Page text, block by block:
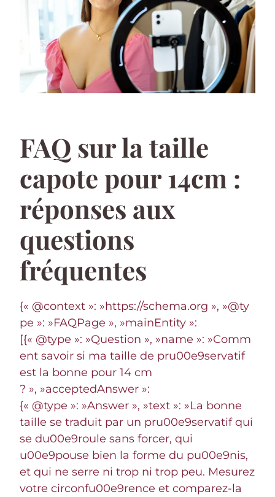
FAQ sur la taille
capote pour 14cm :
réponses aux
questions
fréquentes
{« @context »: »https://schema.org », »@ty
pe »: »FAQPage », »mainEntity »:
[{« @type »: »Question », »name »: »Comm
ent savoir si ma taille de pru00e9servatif
est la bonne pour 14 cm
? », »acceptedAnswer »:
{« @type »: »Answer », »text »: »La bonne
taille se traduit par un pru00e9servatif qui
se du00e9roule sans forcer, qui
u00e9pouse bien la forme du pu00e9nis,
et qui ne serre ni trop ni trop peu. Mesurez
votre circonfu00e9rence et comparez-la